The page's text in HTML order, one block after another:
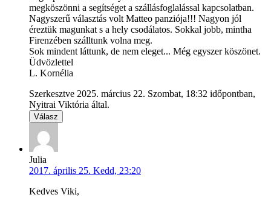
megköszönni a segítséget a szállásfoglalással kapcsolatban.
Nagyszerű választás volt Matteo panziója!!! Nagyon jól
éreztük magunkat s a hely csodálatos. Sokkal jobb, mintha
Firenzében szálltunk volna meg.
Sok mindent láttunk, de nem eleget... Még egyszer köszönet.
Üdvözlettel
L. Kornélia
Szerkesztve 2025. március 22. Szombat, 18:32 időpontban,
Nyitrai Viktória által.
Válasz
Julia
2017. április 25. Kedd, 23:20
Kedves Viki,